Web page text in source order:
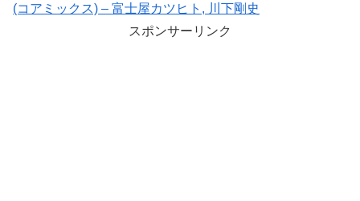
(コアミックス) – 富士屋カツヒト, 川下剛史
スポンサーリンク